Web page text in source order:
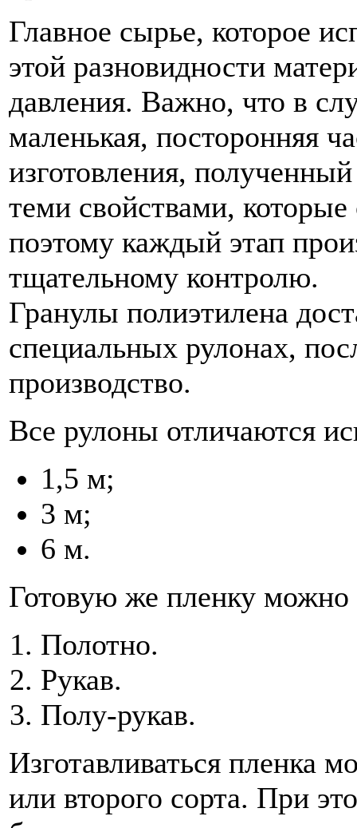
Главное сырье, которое
этой разновидности
давления. Важно, что в
маленькая, посторонняя
изготовления, полученный
теми свойствами,
поэтому каждый этап
тщательному контролю.
Гранулы полиэтилена
специальных рулонах,
производство.
Все рулоны отличаются
1,5 м;
3 м;
6 м.
Готовую же пленку
Полотно.
Рукав.
Полу-рукав.
Изготавливаться пленка
или второго сорта. При